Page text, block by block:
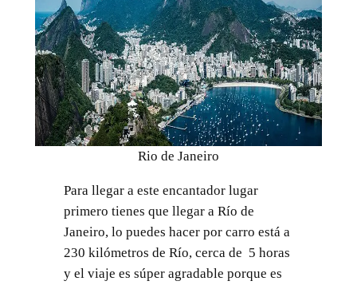
Rio de Janeiro
Para llegar a este encantador lugar
primero tienes que llegar a Río de
Janeiro, lo puedes hacer por carro está a
230 kilómetros de Río, cerca de 5 horas
y el viaje es súper agradable porque es